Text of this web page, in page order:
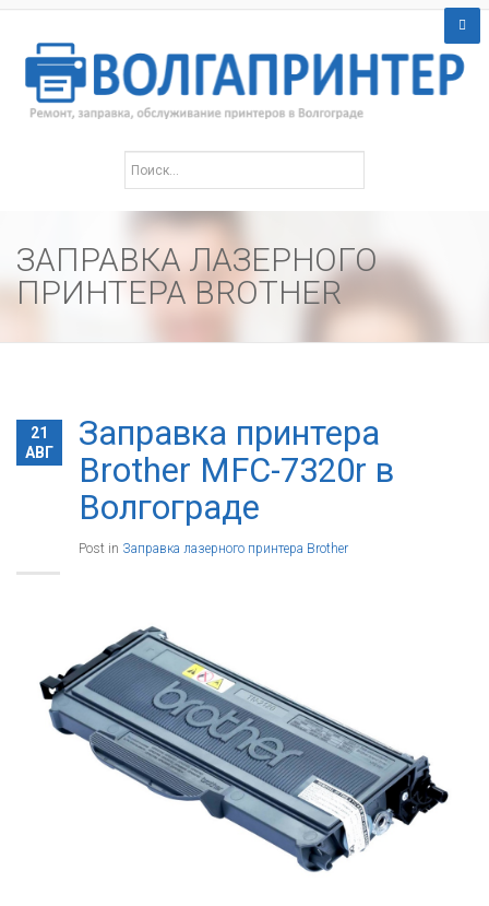
ЗАПРАВКА ЛАЗЕРНОГО
ПРИНТЕРА BROTHER
21
АВГ
Заправка принтера
Brother MFC-7320r в
Волгограде
Post in Заправка лазерного принтера Brother